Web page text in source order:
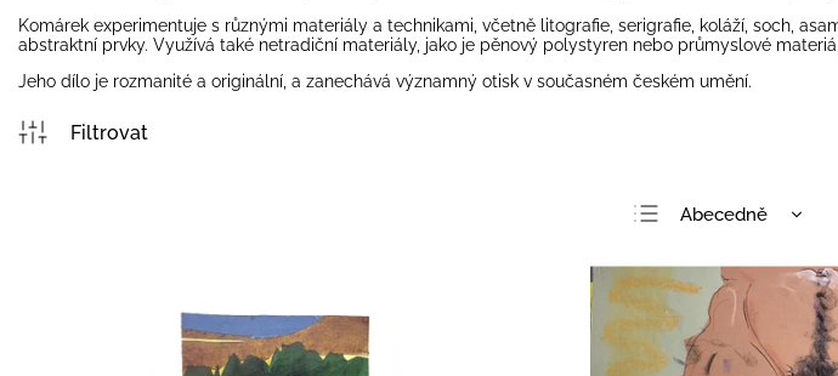
Komárek experimentuje s různými materiály a technikami, včetně litografie, serigrafie, koláží, soch,
abstraktní prvky. Využívá také netradiční materiály, jako je pěnový polystyren nebo průmyslové
Jeho dílo je rozmanité a originální, a zanechává významný otisk v současném českém umění.
Abecedně
Nejdražší
Nejprodávanější